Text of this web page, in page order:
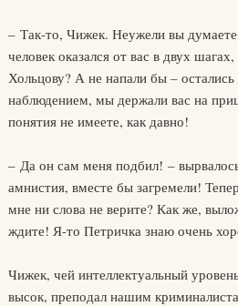
– Так-то, Чижек. Неужели вы
человек оказался от вас в двух
Хольцову? А не напали бы –
наблюдением, мы держали вас на
понятия не имеете, как давно!
– Да он сам меня подбил! –
амнистия, вместе бы загремели!
мне ни слова не верите? Как же,
ждите! Я-то Петричка знаю очень
Чижек, чей интеллектуальный
высок, преподал нашим